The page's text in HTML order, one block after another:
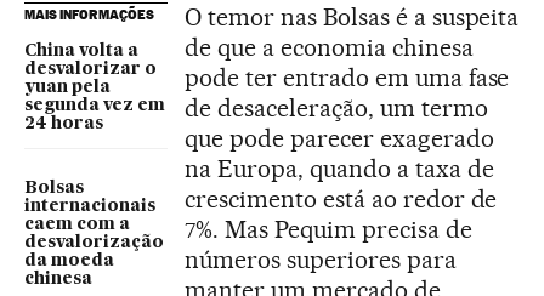
MAIS INFORMAÇÕES
China volta a
desvalorizar o
yuan pela
segunda vez em
24 horas
Bolsas
internacionais
caem com a
desvalorização
da moeda
chinesa
O temor nas Bolsas é a suspeita
de que a economia chinesa
pode ter entrado em uma fase
de desaceleração, um termo
que pode parecer exagerado
na Europa, quando a taxa de
crescimento está ao redor de
7%. Mas Pequim precisa de
números superiores para
manter um mercado de